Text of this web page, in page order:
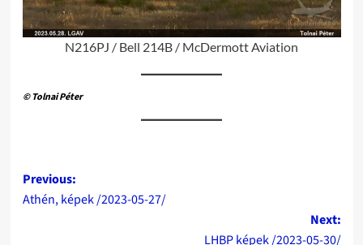
N216PJ / Bell 214B / McDermott Aviation
© Tolnai Péter
Post
navigation
Previous:
Athén, képek /2023-05-27/
Next:
LHBP képek /2023-05-30/